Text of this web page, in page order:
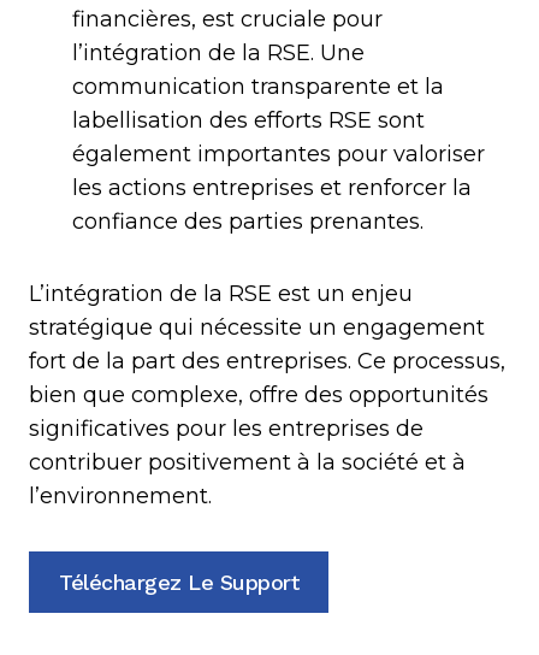
financières, est cruciale pour
l’intégration de la RSE. Une
communication transparente et la
labellisation des efforts RSE sont
également importantes pour valoriser
les actions entreprises et renforcer la
confiance des parties prenantes.
L’intégration de la RSE est un enjeu
stratégique qui nécessite un engagement
fort de la part des entreprises. Ce processus,
bien que complexe, offre des opportunités
significatives pour les entreprises de
contribuer positivement à la société et à
l’environnement.
Téléchargez Le Support